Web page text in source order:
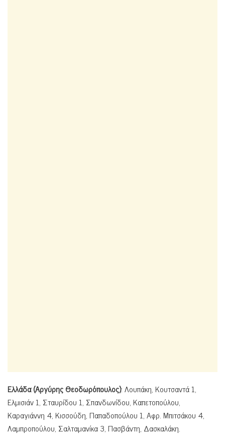
Ελλάδα (Αργύρης Θεοδωρόπουλος): Λουπάκη, Κουτσαντά 1,
Ελμισιάν 1, Σταυρίδου 1, Σπανδωνίδου, Καπετοπούλου,
Καραγιάννη 4, Κισσούδη, Παπαδοπούλου 1, Αφρ. Μπιτσάκου 4,
Λαμπροπούλου, Σαλταμανίκα 3, Πασβάντη, Δασκαλάκη.